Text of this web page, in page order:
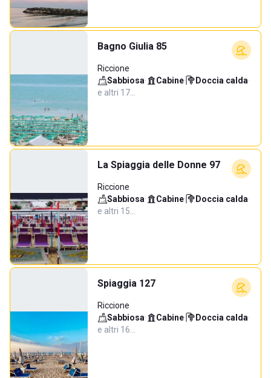
Bagno Giulia 85
Riccione
Sabbiosa· Cabine· Doccia calda·
e altri 17…
La Spiaggia delle Donne 97
Riccione
Sabbiosa· Cabine· Doccia calda·
e altri 15…
Spiaggia 127
Riccione
Sabbiosa· Cabine· Doccia calda·
e altri 16…